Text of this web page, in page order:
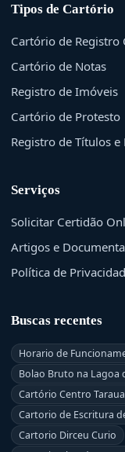
Tipos de Cartório
Cartório de Registro
Cartório de Notas
Registro de Imóveis
Cartório de Protesto
Registro de Títulos
Serviços
Solicitar Certidão
Artigos e
Política de
Buscas recentes
Horario de
Bolao Bruto na Lagoa
Cartório Centro
Cartorio de Escritura
Cartorio Dirceu Curio